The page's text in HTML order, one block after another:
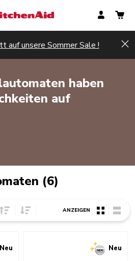
auf unsere Sommer Sale !
haben
auf
(6)
Sort Price ascending
Sort Price descending
ANZEIGEN
Neu
Neu